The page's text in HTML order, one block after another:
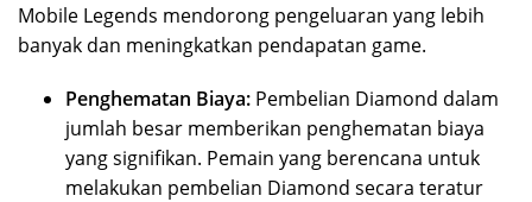
Mobile Legends mendorong pengeluaran yang lebih
banyak dan meningkatkan pendapatan game.
Penghematan Biaya: Pembelian Diamond dalam
jumlah besar memberikan penghematan biaya
yang signifikan. Pemain yang berencana untuk
melakukan pembelian Diamond secara teratur